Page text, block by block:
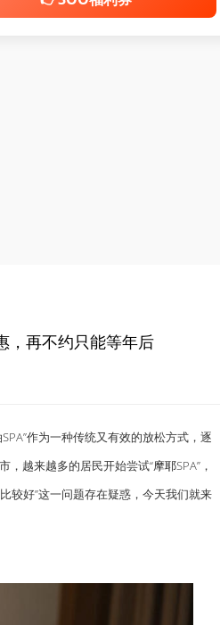
，再不约只能等年后
作为一种传统又有效的放松方式，逐
，越来越多的居民开始尝试“摩耶SPA”，
较好”这一问题存在疑惑，今天我们就来